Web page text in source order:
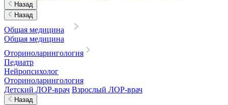
Назад
Назад
Общая медицина
Общая медицина
Оториноларингология
Педиатр
Нейропсихолог
Оториноларингология
Детский ЛОР-врач Взрослый ЛОР-врач
Назад